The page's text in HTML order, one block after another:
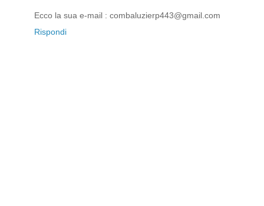
Ecco la sua e-mail : combaluzierp443@gmail.com
Rispondi